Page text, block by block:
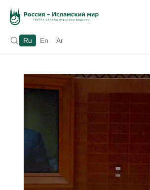
Ru En Ar